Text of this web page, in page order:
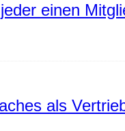
einen
als